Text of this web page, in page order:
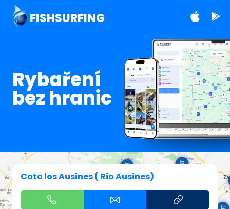
FISHSURFING
Rybaření
bez hranic
Coto los Ausines ( Rio Ausines)